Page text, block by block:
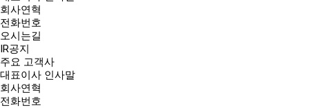
회사연혁
전화번호
오시는길
IR공지
주요 고객사
대표이사 인사말
회사연혁
전화번호